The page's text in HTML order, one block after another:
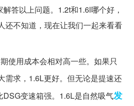
答以上问题。1.2t和1.6l哪个好，
还不知道，现在让我们一起来看看
使用成本会相对高一些。如果只
需求，1.6L更好。但无论是提速还
DSG变速箱强。1.6L是自然吸气发